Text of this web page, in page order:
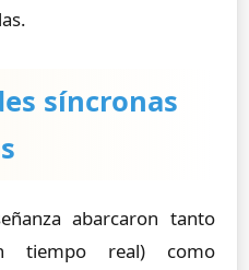
síncronas
abarcaron tanto
tiempo real) como